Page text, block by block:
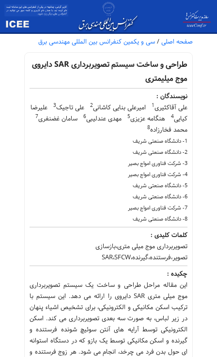
صفحه اصلی / سی و یکمین کنفرانس بین المللی مهندسی برق
طراحی و ساخت سیستم تصویربرداری SAR دایروی
موج میلیمتری
نویسندگان :
علی آقاکثیری1 امیرعلی بنایی کاشانی2 علی تاجیک3
علیرضا
کیایی4 هنگامه عزیزی5 مهدی عندلیبی6 سامان غضنفری7
محمد فخارزاده8
1- دانشگاه صنعتی شریف
2- دانشگاه صنعتی شریف
3- شرکت فناوری امواج بصیر
4- شرکت فناوری امواج بصیر
5- دانشگاه صنعتی شریف
6- دانشگاه صنعتی شریف
7- شرکت فناوری امواج بصیر
8- دانشگاه صنعتی شریف
کلمات کلیدی :
تصویربرداری موج میلی متری،بازسازی
تصویر،فرستنده،گیرنده،SAR،SFCW
چکیده :
این مقاله مراحل طراحی و ساخت یک سیستم تصویربرداری
موج میلی متری SAR دایروی را ارائه می دهد. این سیستم با
ترکیب اسکن مکانیکی و الکترونیکی، برای تشخیص اشیاء پنهان
در زیر لباس، به صورت سه بعدی تصویربرداری می کند. اسکن
الکترونیکی توسط آرایه های آنتن سوئیچ شونده فرستنده و
گیرنده و اسکن مکانیکی توسط یک بازو که در دستگاه استوانه
ای حول بدن فرد می چرخد، انجام می شود. هر زوج فرستنده و